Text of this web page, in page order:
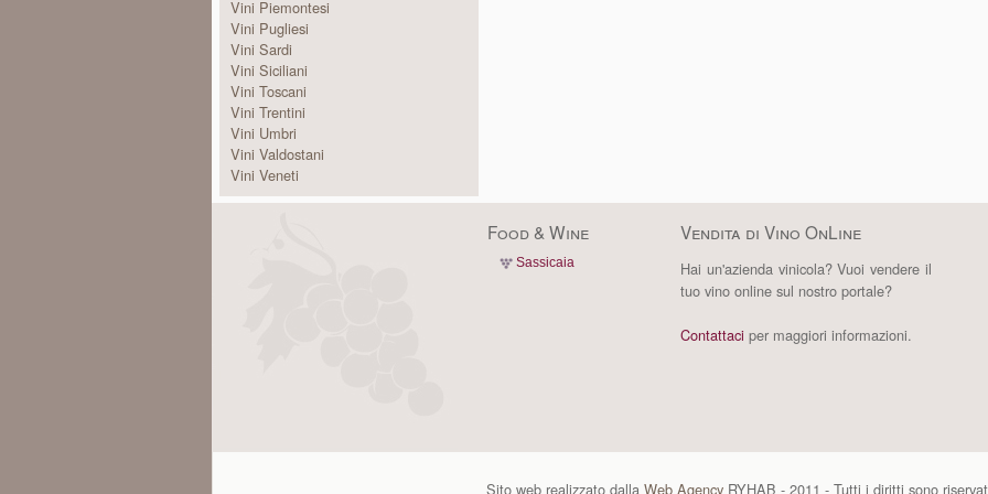
Vini Piemontesi
Vini Pugliesi
Vini Sardi
Vini Siciliani
Vini Toscani
Vini Trentini
Vini Umbri
Vini Valdostani
Vini Veneti
Food & Wine
Sassicaia
Vendita di Vino OnLine
Hai un'azienda vinicola? Vuoi vendere il
tuo vino online sul nostro portale?
Contattaci per maggiori informazioni.
Sito web realizzato dalla Web Agency RYHAB - 2011 - Tutti i diritti sono